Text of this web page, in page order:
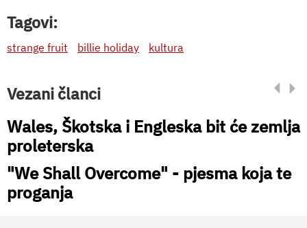
Tagovi:
strange fruit billie holiday kultura
Vezani članci
Wales, Škotska i Engleska bit će zemlja
proleterska
"We Shall Overcome" - pjesma koja te
proganja